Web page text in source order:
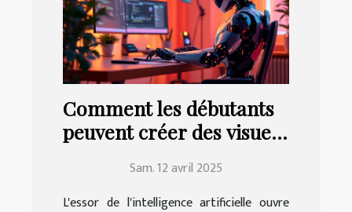
Comment les débutants
peuvent créer des visuels
Sam. 12 avril 2025
L'essor de l'intelligence artificielle ouvre